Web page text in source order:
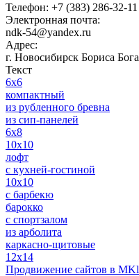
Телефон: +7 (383) 286-32-11
Электронная почта:
ndk-54@yandex.ru
Адрес:
г. Новосибирск Бориса
Текст
6x6
компактный
из рубленного бревна
из сип-панелей
6x8
10х10
лофт
с кухней-гостиной
10х10
с барбекю
барокко
с спортзалом
из арболита
каркасно-щитовые
12x14
Продвижение сайтов в